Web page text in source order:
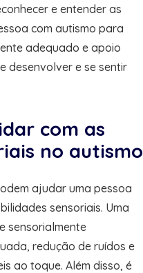
e entender as
com autismo para
adequado e apoio
desenvolver e se sentir
com as
no autismo
ajudar uma pessoa
sensoriais. Uma
sensorialmente
redução de ruídos e
ao toque. Além disso, é